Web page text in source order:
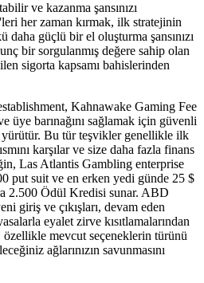
ve kazanma şansınızı
her zaman kırmak, ilk stratejinin
daha güçlü bir el oluşturma şansınızı
bir sorgulanmış değere sahip olan
sigorta kapsamı bahislerinden
Kahnawake Gaming Fee
üye barınağını sağlamak için güvenli
yürütür. Bu tür teşvikler genellikle ilk
karşılar ve size daha fazla finans
Las Atlantis Gambling enterprise
put suit ve en erken yedi günde 25 $
2.500 Ödül Kredisi sunar. ABD
giriş ve çıkışları, devam eden
eyalet zirve kısıtlamalarından
mevcut seçeneklerin türünü
ağlarınızın savunmasını